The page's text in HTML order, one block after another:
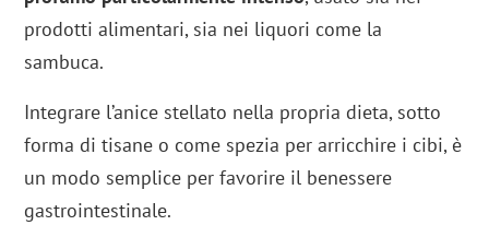
prodotti alimentari, sia nei liquori come la
sambuca.
Integrare l’anice stellato nella propria dieta, sotto
forma di tisane o come spezia per arricchire i cibi, è
un modo semplice per favorire il benessere
gastrointestinale.